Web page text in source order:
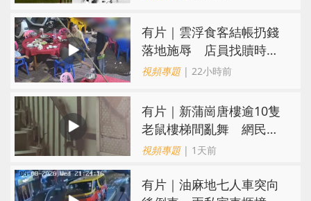
​有片｜雲浮食客結帳扔錢
落地施辱 店員找贖時還
施彼身獲老闆肯定
視頻專題| 22小時前
有片｜新蒲崗唐樓逾10隻
老鼠樓梯間亂舞 網民嚇
親：每次經過都要好大勇
視頻專題| 1天前
有片｜油麻地七人車突向